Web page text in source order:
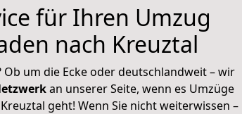
für Ihren Umzug
nach Kreuztal
Ob um die Ecke oder deutschlandweit – wir
an unserer Seite, wenn es Umzüge
geht! Wenn Sie nicht weiterwissen –